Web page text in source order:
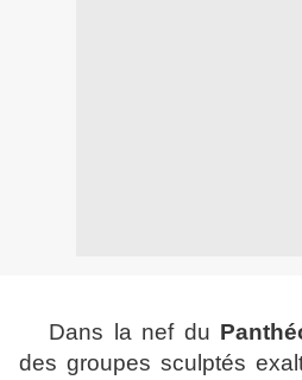
Dans la nef du
des groupes sculptés